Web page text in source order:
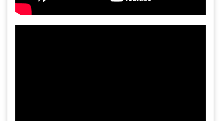
Gia công bồn khuấy, silo chứa nguyên liệu